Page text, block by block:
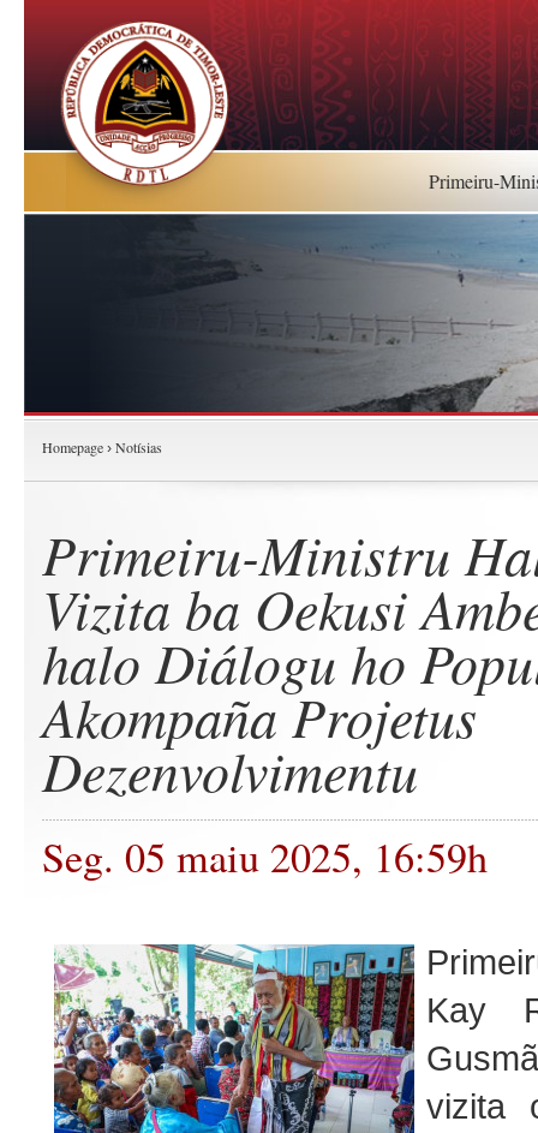
Primeiru-
Homepage › Notísias
Primeiru-Ministru
Vizita ba Oekusi
halo Diálogu ho
Akompaña Projetus
Dezenvolvimentu
Seg. 05 maiu 2025, 16:59h
Kay
vizita